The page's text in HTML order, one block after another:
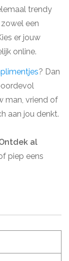
trendy
een
er jouw
online.
? Dan
man, vriend of
aan jou denkt.
al
piep eens